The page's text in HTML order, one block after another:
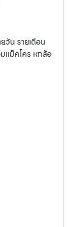
วัน รายเดือน
แม็คโคร หกล้อ